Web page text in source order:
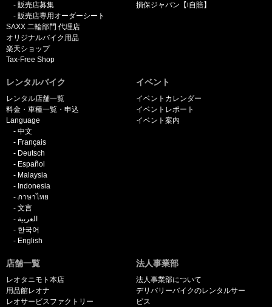
販売店募集
販売店専用オーダーシート
SAXX 二輪部門 代理店
オリジナルバイク用品
楽天ショップ
Tax-Free Shop
損保ジャパン【i自賠】
レンタルバイク
レンタル店舗一覧
料金・車種一覧・申込
Language
中文
Français
Deutsch
Español
Malaysia
Indonesia
ภาษาไทย
文言
العربية
한국어
English
イベント
イベントカレンダー
イベントレポート
イベント案内
店舗一覧
レオタニモト本店
用品館レオナ
レオサービスファクトリー
法人事業部
法人事業部について
デリバリーバイクのレンタルサー
ビス